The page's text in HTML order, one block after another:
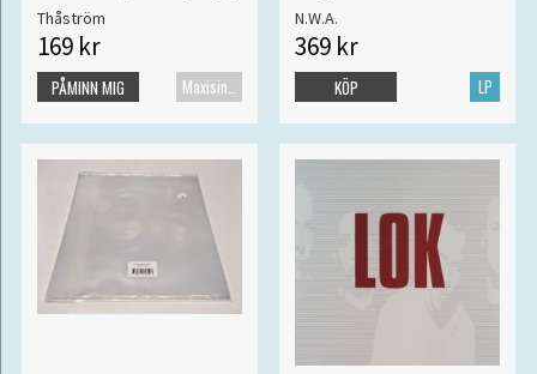
Thåström
169 kr
Maxisingel
PÅMINN MIG
N.W.A.
369 kr
LP
KÖP